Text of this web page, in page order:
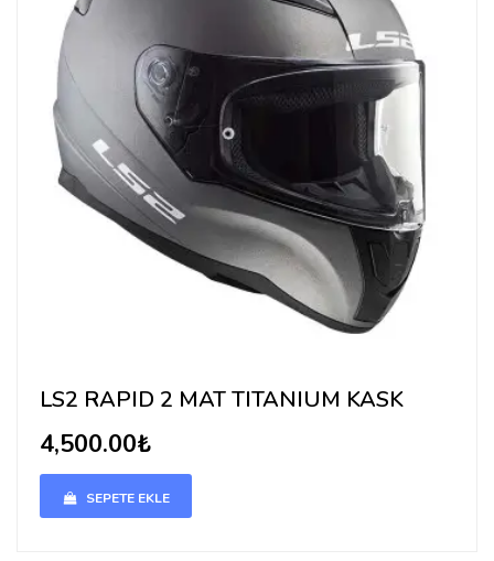
LS2 RAPID 2 MAT TITANIUM KASK
4,500.00₺
SEPETE EKLE